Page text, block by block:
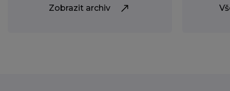
Zobrazit archiv